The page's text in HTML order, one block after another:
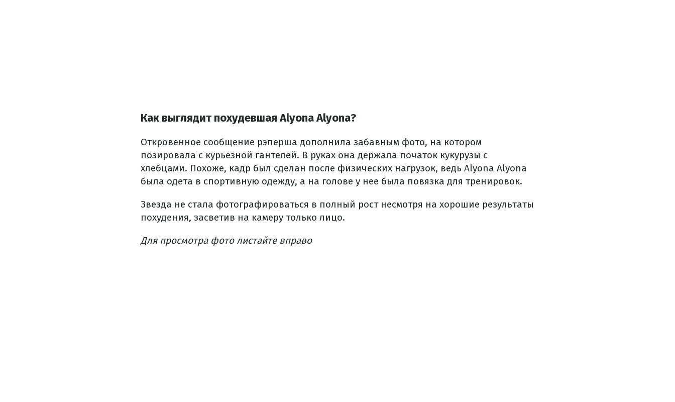
Как выглядит похудевшая Alyona Alyona?
Откровенное сообщение рэперша дополнила забавным фото, на котором
позировала с курьезной гантелей. В руках она держала початок кукурузы с
хлебцами. Похоже, кадр был сделан после физических нагрузок, ведь Alyona Alyona
была одета в спортивную одежду, а на голове у нее была повязка для тренировок.
Звезда не стала фотографироваться в полный рост несмотря на хорошие результаты
похудения, засветив на камеру только лицо.
Для просмотра фото листайте вправо